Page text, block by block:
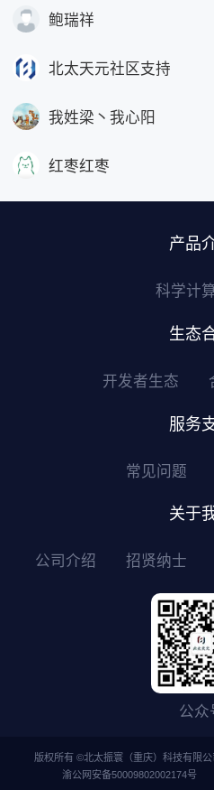
鲍瑞祥
北太天元社区支持
我姓梁丶我心阳
红枣红枣
产品
科学计
生态
开发者生态
服务
常见问题
关于
公司介绍 招贤纳士
公众
版权所有 ©北太振寰（重庆）科技有限公
渝公网安备50009802002174号